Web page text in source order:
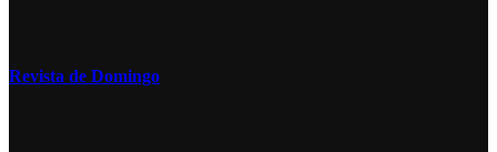
Revista de Domingo